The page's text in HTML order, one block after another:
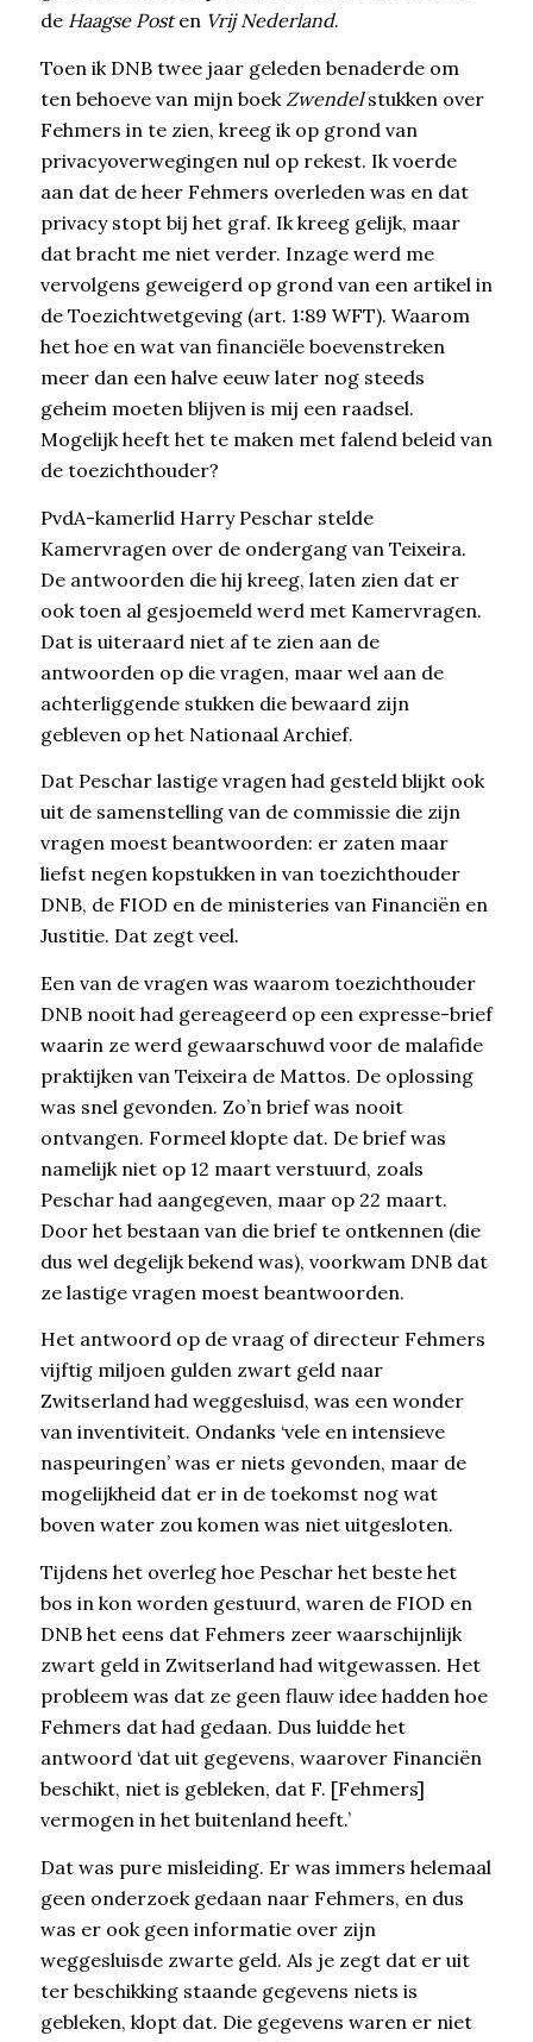
de Haagse Posten Vrij Nederland.
Toen ik DNB twee jaar geleden benaderde om
ten behoeve van mijn boek Zwendelstukken over
Fehmers in te zien, kreeg ik op grond van
privacyoverwegingen nul op rekest. Ik voerde
aan dat de heer Fehmers overleden was en dat
privacy stopt bij het graf. Ik kreeg gelijk, maar
dat bracht me niet verder. Inzage werd me
vervolgens geweigerd op grond van een artikel in
de Toezichtwetgeving (art. 1:89 WFT). Waarom
het hoe en wat van financiële boevenstreken
meer dan een halve eeuw later nog steeds
geheim moeten blijven is mij een raadsel.
Mogelijk heeft het te maken met falend beleid van
de toezichthouder?
PvdA-kamerlid Harry Peschar stelde
Kamervragen over de ondergang van Teixeira.
De antwoorden die hij kreeg, laten zien dat er
ook toen al gesjoemeld werd met Kamervragen.
Dat is uiteraard niet af te zien aan de
antwoorden op die vragen, maar wel aan de
achterliggende stukken die bewaard zijn
gebleven op het Nationaal Archief.
Dat Peschar lastige vragen had gesteld blijkt ook
uit de samenstelling van de commissie die zijn
vragen moest beantwoorden: er zaten maar
liefst negen kopstukken in van toezichthouder
DNB, de FIOD en de ministeries van Financiën en
Justitie. Dat zegt veel.
Een van de vragen was waarom toezichthouder
DNB nooit had gereageerd op een expresse-brief
waarin ze werd gewaarschuwd voor de malafide
praktijken van Teixeira de Mattos. De oplossing
was snel gevonden. Zo’n brief was nooit
ontvangen. Formeel klopte dat. De brief was
namelijk niet op 12 maart verstuurd, zoals
Peschar had aangegeven, maar op 22 maart.
Door het bestaan van die brief te ontkennen (die
dus wel degelijk bekend was), voorkwam DNB dat
ze lastige vragen moest beantwoorden.
Het antwoord op de vraag of directeur Fehmers
vijftig miljoen gulden zwart geld naar
Zwitserland had weggesluisd, was een wonder
van inventiviteit. Ondanks ‘vele en intensieve
naspeuringen’ was er niets gevonden, maar de
mogelijkheid dat er in de toekomst nog wat
boven water zou komen was niet uitgesloten.
Tijdens het overleg hoe Peschar het beste het
bos in kon worden gestuurd, waren de FIOD en
DNB het eens dat Fehmers zeer waarschijnlijk
zwart geld in Zwitserland had witgewassen. Het
probleem was dat ze geen flauw idee hadden hoe
Fehmers dat had gedaan. Dus luidde het
antwoord ‘dat uit gegevens, waarover Financiën
beschikt, niet is gebleken, dat F. [Fehmers]
vermogen in het buitenland heeft.’
Dat was pure misleiding. Er was immers helemaal
geen onderzoek gedaan naar Fehmers, en dus
was er ook geen informatie over zijn
weggesluisde zwarte geld. Als je zegt dat er uit
ter beschikking staande gegevens niets is
gebleken, klopt dat. Die gegevens waren er niet